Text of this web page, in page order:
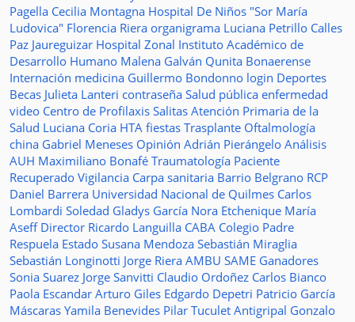
Pagella Cecilia Montagna Hospital De Niños "Sor María
Ludovica" Florencia Riera organigrama Luciana Petrillo Calles
Paz Jaureguizar Hospital Zonal Instituto Académico de
Desarrollo Humano Malena Galván Qunita Bonaerense
Internación medicina Guillermo Bondonno login Deportes
Becas Julieta Lanteri contraseña Salud pública enfermedad
video Centro de Profilaxis Salitas Atención Primaria de la
Salud Luciana Coria HTA fiestas Trasplante Oftalmología
china Gabriel Meneses Opinión Adrián Pierángelo Análisis
AUH Maximiliano Bonafé Traumatología Paciente
Recuperado Vigilancia Carpa sanitaria Barrio Belgrano RCP
Daniel Barrera Universidad Nacional de Quilmes Carlos
Lombardi Soledad Gladys García Nora Etchenique María
Aseff Director Ricardo Languilla CABA Colegio Padre
Respuela Estado Susana Mendoza Sebastián Miraglia
Sebastián Longinotti Jorge Riera AMBU SAME Ganadores
Sonia Suarez Jorge Sanvitti Claudio Ordoñez Carlos Bianco
Paola Escandar Arturo Giles Edgardo Depetri Patricio García
Máscaras Yamila Benevides Pilar Tuculet Antigripal Gonzalo